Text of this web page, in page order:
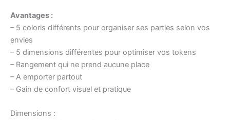
Avantages :
– 5 coloris différents pour organiser ses parties selon vos
envies
– 5 dimensions différentes pour optimiser vos tokens
– Rangement qui ne prend aucune place
– A emporter partout
– Gain de confort visuel et pratique
Dimensions :